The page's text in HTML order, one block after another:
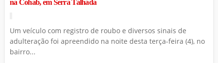
na Cohab, em Serra Talhada
Um veículo com registro de roubo e diversos sinais de
adulteração foi apreendido na noite desta terça-feira (4), no
bairro...